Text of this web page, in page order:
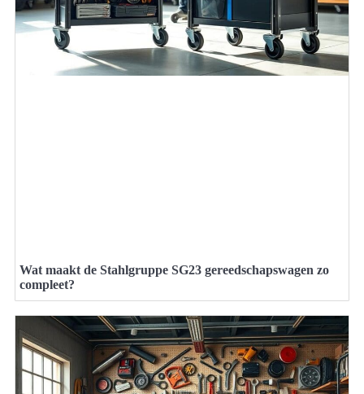
Wat maakt de Stahlgruppe SG23 gereedschapswagen zo
compleet?